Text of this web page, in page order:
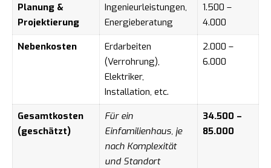
Planung &
Projektierung
Ingenieurleistungen,
Energieberatung
1.500 –
4.000
Nebenkosten
Erdarbeiten
(Verrohrung),
Elektriker,
Installation, etc.
2.000 –
6.000
Gesamtkosten
(geschätzt)
Für ein
Einfamilienhaus, je
nach Komplexität
und Standort
34.500 –
85.000